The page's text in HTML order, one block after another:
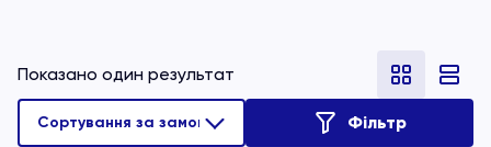
Показано один результат
Фільтр